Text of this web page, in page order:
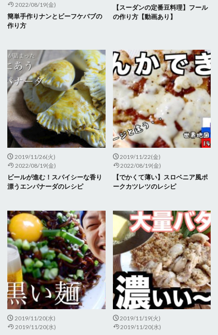
2022/08/19(金)
簡単手作りナンとビーフケバブの
作り方
【スーダンの定番豆料理】フール
の作り方【動画あり】
2019/11/26(火)
2022/08/19(金)
ビールが進む！スパイシーな香り
漂うエンパナーダのレシピ
2019/11/22(金)
2022/08/19(金)
【でかくて薄い】スロベニア風ポ
ークカツレツのレシピ
2019/11/20(水)
2019/11/20(水)
2019/11/19(火)
2019/11/20(水)